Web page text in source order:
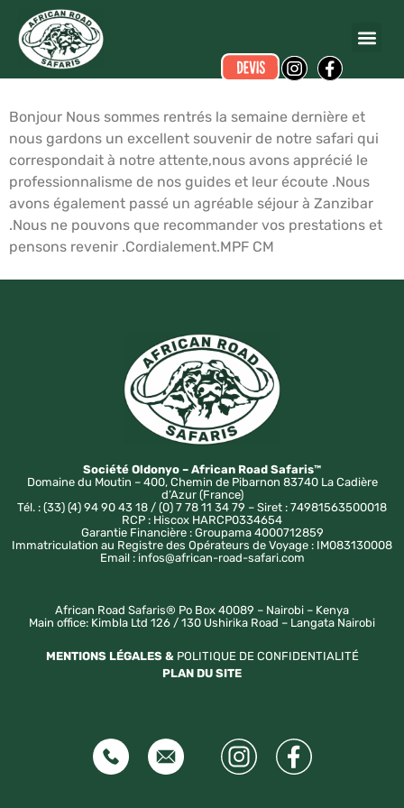
Marie-Pierre FILIPETTO
Dates du voyage : du 07/02/2009 au 17/02/2009
Bonjour Nous sommes rentrés la semaine dernière et
nous gardons un excellent souvenir de notre safari qui
correspondait à notre attente,nous avons apprécié le
professionnalisme de nos guides et leur écoute .Nous
avons également passé un agréable séjour à Zanzibar
.Nous ne pouvons que recommander vos prestations et
pensons revenir .Cordialement.MPF CM
Société Oldonyo – African Road Safaris™
Domaine du Moutin – 400, Chemin de Pibarnon 83740 La Cadière
d’Azur (France)
Tél. : (33) (4) 94 90 43 18 / (0) 7 78 11 34 79 – Siret : 74981563500018
RCP : Hiscox HARCP0334654
Garantie Financière : Groupama 4000712859
Immatriculation au Registre des Opérateurs de Voyage : IM083130008
Email : infos@african-road-safari.com
African Road Safaris® Po Box 40089 – Nairobi – Kenya
Main office: Kimbla Ltd 126 / 130 Ushirika Road – Langata Nairobi
MENTIONS LÉGALES & POLITIQUE DE CONFIDENTIALITÉ
PLAN DU SITE